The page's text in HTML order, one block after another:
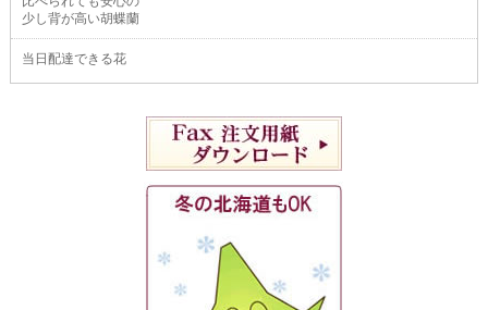
少し背が高い胡蝶蘭
当日配達できる花